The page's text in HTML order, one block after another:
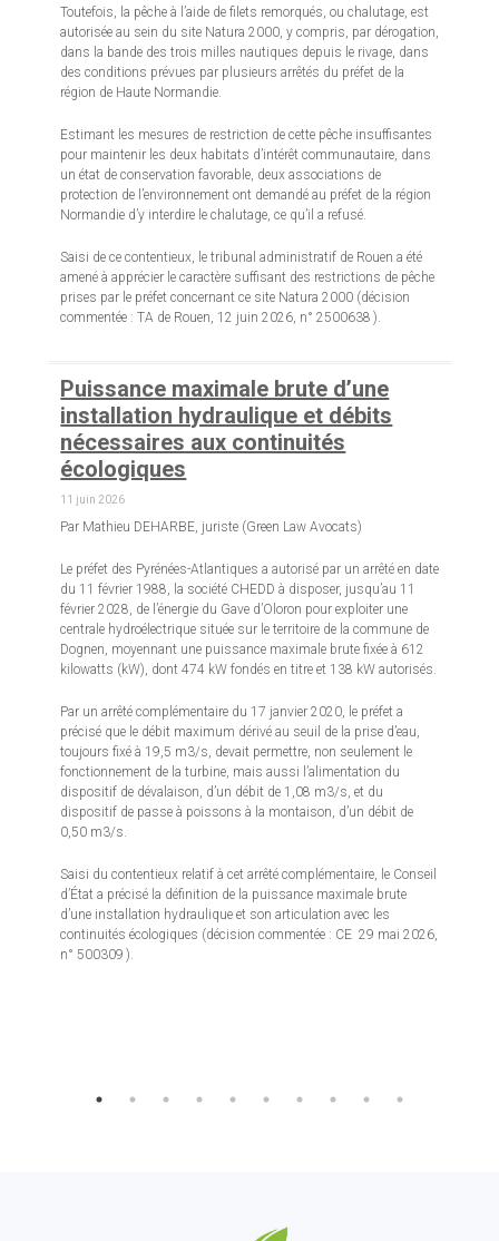
Toutefois, la pêche à l’aide de filets remorqués, ou chalutage, est
autorisée au sein du site Natura 2000, y compris, par dérogation,
dans la bande des trois milles nautiques depuis le rivage, dans
des conditions prévues par plusieurs arrêtés du préfet de la
région de Haute Normandie.
Estimant les mesures de restriction de cette pêche insuffisantes
pour maintenir les deux habitats d’intérêt communautaire, dans
un état de conservation favorable, deux associations de
protection de l’environnement ont demandé au préfet de la région
Normandie d’y interdire le chalutage, ce qu’il a refusé.
Saisi de ce contentieux, le tribunal administratif de Rouen a été
amené à apprécier le caractère suffisant des restrictions de pêche
prises par le préfet concernant ce site Natura 2000 (décision
commentée : TA de Rouen, 12 juin 2026, n° 2500638 ).
Puissance maximale brute d’une
installation hydraulique et débits
nécessaires aux continuités
écologiques
11 juin 2026
Par Mathieu DEHARBE, juriste (Green Law Avocats)
Le préfet des Pyrénées-Atlantiques a autorisé par un arrêté en date
du 11 février 1988, la société CHEDD à disposer, jusqu’au 11
février 2028, de l’énergie du Gave d’Oloron pour exploiter une
centrale hydroélectrique située sur le territoire de la commune de
Dognen, moyennant une puissance maximale brute fixée à 612
kilowatts (kW), dont 474 kW fondés en titre et 138 kW autorisés.
Par un arrêté complémentaire du 17 janvier 2020, le préfet a
précisé que le débit maximum dérivé au seuil de la prise d’eau,
toujours fixé à 19,5 m3/s, devait permettre, non seulement le
fonctionnement de la turbine, mais aussi l’alimentation du
dispositif de dévalaison, d’un débit de 1,08 m3/s, et du
dispositif de passe à poissons à la montaison, d’un débit de
0,50 m3/s.
Saisi du contentieux relatif à cet arrêté complémentaire, le Conseil
d’État a précisé la définition de la puissance maximale brute
d’une installation hydraulique et son articulation avec les
continuités écologiques (décision commentée : CE 29 mai 2026,
n° 500309 ).